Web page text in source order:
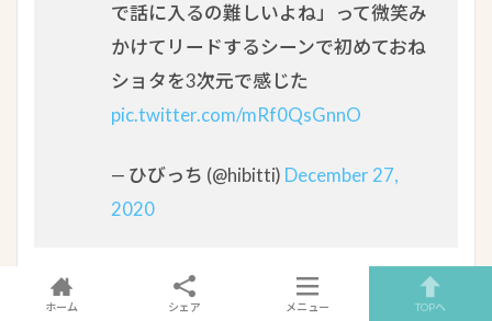
で話に入るの難しいよね」って微笑み
かけてリードするシーンで初めておね
ショタを3次元で感じた
pic.twitter.com/mRf0QsGnnO
— ひびっち (@hibitti) December 27,
2020
ホーム シェア メニュー TOPへ